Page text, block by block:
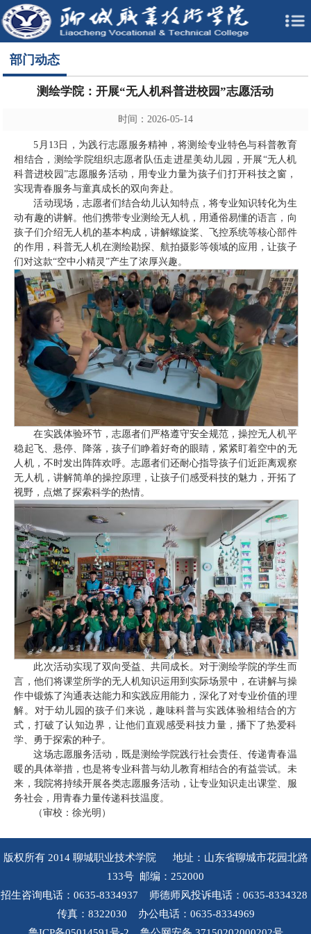
部门动态
测绘学院：开展“无人机科普进校园”志愿活动
时间：2026-05-14
5月13日，为践行志愿服务精神，将测绘专业特色与科普教育
相结合，测绘学院组织志愿者队伍走进星美幼儿园，开展“无人机
科普进校园”志愿服务活动，用专业力量为孩子们打开科技之窗，
实现青春服务与童真成长的双向奔赴。
活动现场，志愿者们结合幼儿认知特点，将专业知识转化为生
动有趣的讲解。他们携带专业测绘无人机，用通俗易懂的语言，向
孩子们介绍无人机的基本构成，讲解螺旋桨、飞控系统等核心部件
的作用，科普无人机在测绘勘探、航拍摄影等领域的应用，让孩子
们对这款“空中小精灵”产生了浓厚兴趣。
在实践体验环节，志愿者们严格遵守安全规范，操控无人机平
稳起飞、悬停、降落，孩子们睁着好奇的眼睛，紧紧盯着空中的无
人机，不时发出阵阵欢呼。志愿者们还耐心指导孩子们近距离观察
无人机，讲解简单的操控原理，让孩子们感受科技的魅力，开拓了
视野，点燃了探索科学的热情。
此次活动实现了双向受益、共同成长。对于测绘学院的学生而
言，他们将课堂所学的无人机知识运用到实际场景中，在讲解与操
作中锻炼了沟通表达能力和实践应用能力，深化了对专业价值的理
解。对于幼儿园的孩子们来说，趣味科普与实践体验相结合的方
式，打破了认知边界，让他们直观感受科技力量，播下了热爱科
学、勇于探索的种子。
这场志愿服务活动，既是测绘学院践行社会责任、传递青春温
暖的具体举措，也是将专业科普与幼儿教育相结合的有益尝试。未
来，我院将持续开展各类志愿服务活动，让专业知识走出课堂、服
务社会，用青春力量传递科技温度。
（审校：徐光明）
版权所有 2014 聊城职业技术学院 地址：山东省聊城市花园北路
133号 邮编：252000
招生咨询电话：0635-8334937 师德师风投诉电话：0635-8334328
传真：8322030 办公电话：0635-8334969